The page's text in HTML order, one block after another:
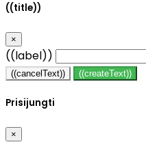
((title))
×
((label))
((cancelText)) ((createText))
Prisijungti
×